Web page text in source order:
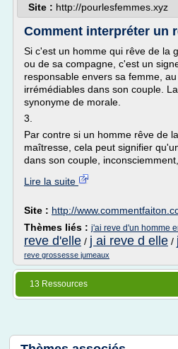
Site : http://pourlesfemmes.xyz
Comment interpréter un
Si c'est un homme qui rêve de la
ou de sa compagne, c'est un
responsable envers sa femme,
irrémédiables dans son couple.
synonyme de morale.
3.
Par contre si un homme rêve de
maîtresse, cela peut signifier
dans son couple, inconsciemment,
Lire la suite
Site : http://
Thèmes liés : j'ai reve d'un homme
reve d'elle / j ai reve d elle /
reve grossesse jumeaux
13 Ressources